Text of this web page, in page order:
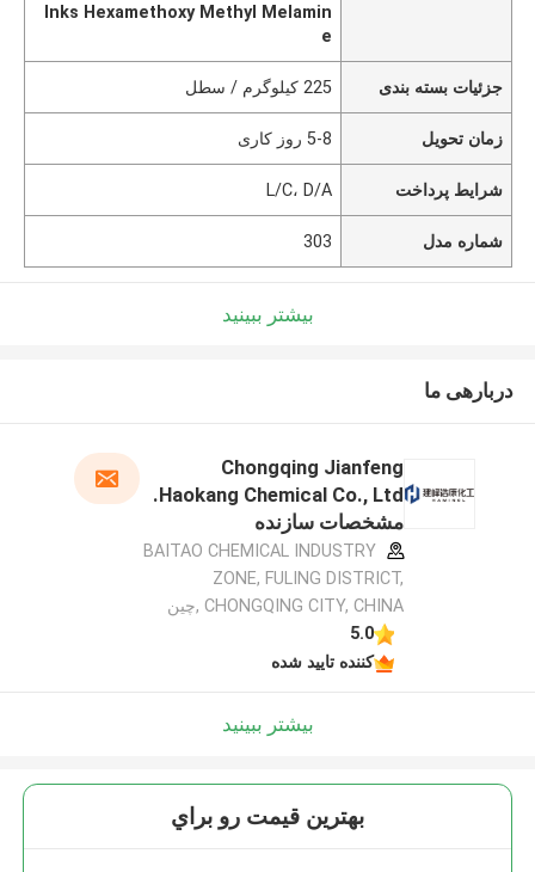
Inks Hexamethoxy Methyl Melamin
e
جزئیات بسته بندی 225 کیلوگرم / سطل
زمان تحویل 5-8 روز کاری
شرایط پرداخت L/C، D/A
شماره مدل 303
بیشتر ببینید
دربارهی ما
Chongqing Jianfeng
Haokang Chemical Co., Ltd.
مشخصات سازنده
BAITAO CHEMICAL INDUSTRY
ZONE, FULING DISTRICT,
CHONGQING CITY, CHINA ,چین
5.0
کننده تایید شده
بیشتر ببینید
بهترين قيمت رو براي